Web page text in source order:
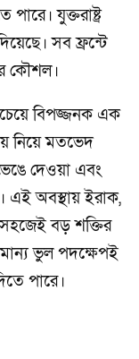
যুক্তরাষ্ট্র
সব ফ্রন্টে
কৌশল।
বিপজ্জনক এক
নিয়ে মতভেদ
দেওয়া এবং
এই অবস্থায় ইরাক,
সহজেই বড় শক্তির
ভুল পদক্ষেপই
পারে।